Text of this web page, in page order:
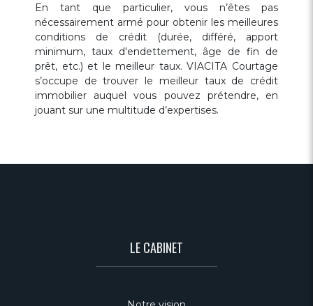
En tant que particulier, vous n’êtes pas
nécessairement armé pour obtenir les meilleures
conditions de crédit (durée, différé, apport
minimum, taux d'endettement, âge de fin de
prêt, etc.) et le meilleur taux. VIACITA Courtage
s’occupe de trouver le meilleur taux de crédit
immobilier auquel vous pouvez prétendre, en
jouant sur une multitude d’expertises.
LE CABINET